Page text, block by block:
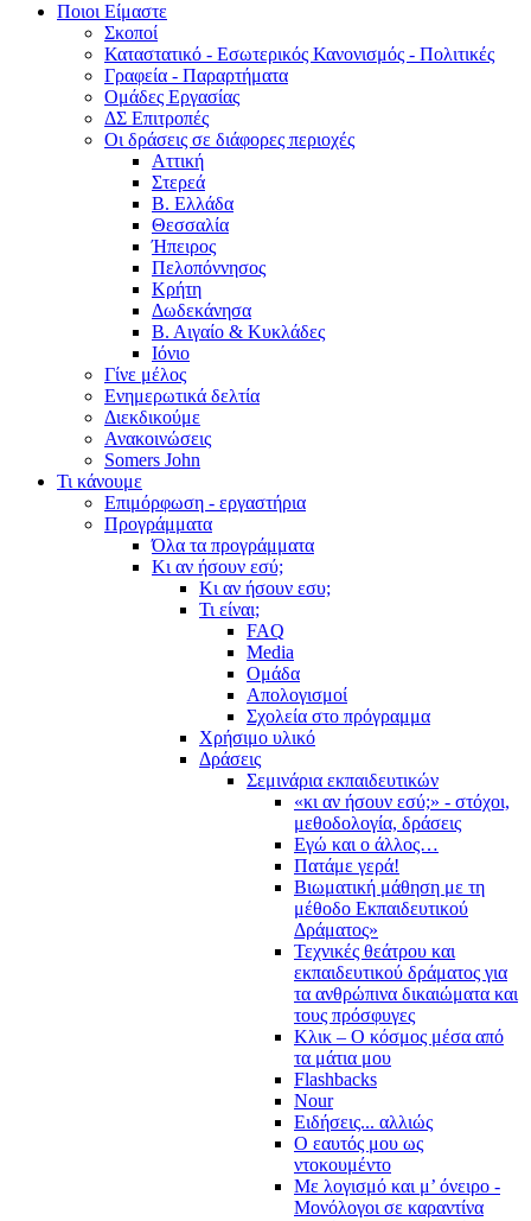
Ποιοι Είμαστε
Σκοποί
Καταστατικό - Εσωτερικός Κανονισμός - Πολιτικές
Γραφεία - Παραρτήματα
Ομάδες Εργασίας
ΔΣ Επιτροπές
Οι δράσεις σε διάφορες περιοχές
Αττική
Στερεά
Β. Ελλάδα
Θεσσαλία
Ήπειρος
Πελοπόννησος
Κρήτη
Δωδεκάνησα
Β. Αιγαίο & Κυκλάδες
Ιόνιο
Γίνε μέλος
Ενημερωτικά δελτία
Διεκδικούμε
Ανακοινώσεις
Somers John
Τι κάνουμε
Επιμόρφωση - εργαστήρια
Προγράμματα
Όλα τα προγράμματα
Κι αν ήσουν εσύ;
Κι αν ήσουν εσυ;
Τι είναι;
FAQ
Media
Ομάδα
Απολογισμοί
Σχολεία στο πρόγραμμα
Χρήσιμο υλικό
Δράσεις
Σεμινάρια εκπαιδευτικών
«κι αν ήσουν εσύ;» - στόχοι,
μεθοδολογία, δράσεις
Εγώ και ο άλλος…
Πατάμε γερά!
Βιωματική μάθηση με τη
μέθοδο Εκπαιδευτικού
Δράματος»
Τεχνικές θεάτρου και
εκπαιδευτικού δράματος για
τα ανθρώπινα δικαιώματα και
τους πρόσφυγες
Κλικ – Ο κόσμος μέσα από
τα μάτια μου
Flashbacks
Nour
Ειδήσεις... αλλιώς
Ο εαυτός μου ως
ντοκουμέντο
Με λογισμό και μ’ όνειρο -
Μονόλογοι σε καραντίνα